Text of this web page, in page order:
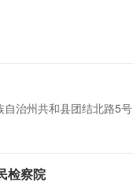
治州共和县团结北路5号
检察院